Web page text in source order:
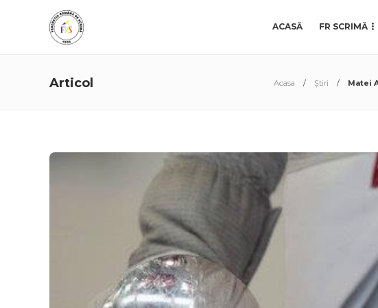
ACASĂ FR SCRIMĂ
Articol Acasa Știri Matei